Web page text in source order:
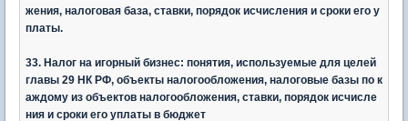
жения, налоговая база, ставки, порядок исчисления и сроки его у
платы.
33. Налог на игорный бизнес: понятия, используемые для целей
главы 29 НК РФ, объекты налогообложения, налоговые базы по к
аждому из объектов налогообложения, ставки, порядок исчисле
ния и сроки его уплаты в бюджет